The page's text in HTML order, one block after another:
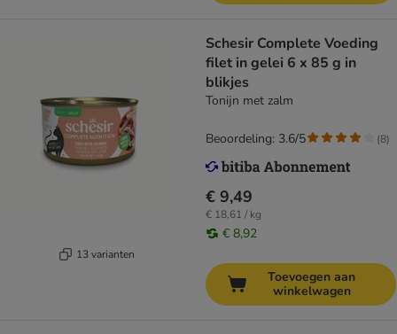
13 varianten
Schesir Complete Voeding
filet in gelei 6 x 85 g in
blikjes
Tonijn met zalm
€ 9,49
€ 18,61 / kg
€ 8,92
Beoordeling: 3.6/5 (8)
Toevoegen aan
winkelwagen